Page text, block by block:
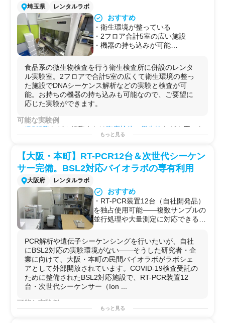
埼玉県 レンタルラボ
おすすめ
・衛生環境が整っている
・2フロア合計5室の広い施設
・機器の持ち込みが可能
食品系の微生物検査を行う衛生検査所に併設のレンタ
ル実験室。2フロアで合計5室の広くて衛生環境の整っ
た施設でDNAシーケンス解析などの実験と検査が可
能。お持ちの機器の持ち込みも可能なので、ご要望に
応じた実験ができます。
可能な実験例
iPS細胞 などの細胞または臨床検体 微生物 などを用いた
の他、FT-IR
試薬調製/リアルタイムPCR/セルベースアッセイ/アガロー
スゲル電気泳動/核酸抽出 /RNA抽出/DNA抽出/核酸精製
vitro試験/DNAシーケンス解析 FT-IR GC/MS/他
用途例
メッセンジャーレベルでの遺伝子発現量
臨床検体の網羅的な 遺伝子発現量の解析
・マイクロバイオームの評価
・化合物や開発品の効果/薬効の解析や作用メカニズム/ 薬
理
の解析
もっと見る
【大阪・本町】RT-PCR12台＆次世代シーケン
サー完備。BSL2対応バイオラボの専有利用
大阪府 レンタルラボ
おすすめ
・RT-PCR装置12台（自社開発品）
を独占使用可能——複数サンプルの
並行処理や大量測定に対応できる民
・次世代シーケンサー（Ion
Genexus-S2 / サーモフィッシャ
ー）を完備——ゲノム解析・遺伝子
発現解析を1ヶ所で完結
・BSL2（P2）対応環境——SARS-
CoV-2等の病原体取扱い実績があ
り、臨床検体（唾液・血液等）を用
・専有利用で他者の実験と干渉しな
PCR解析や遺伝子シーケンシングを行いたいが、自社
にBSL2対応の実験環境がない——そうした研究者・企
業に向けて、大阪・本町の民間バイオラボがラボシェ
アとして外部開放されています。COVID-19検査受託の
ために整備されたBSL2対応施設で、RT-PCR装置12
台・次世代シーケンサー（Ion ...
可能な実験例
増幅実験
もっと見る